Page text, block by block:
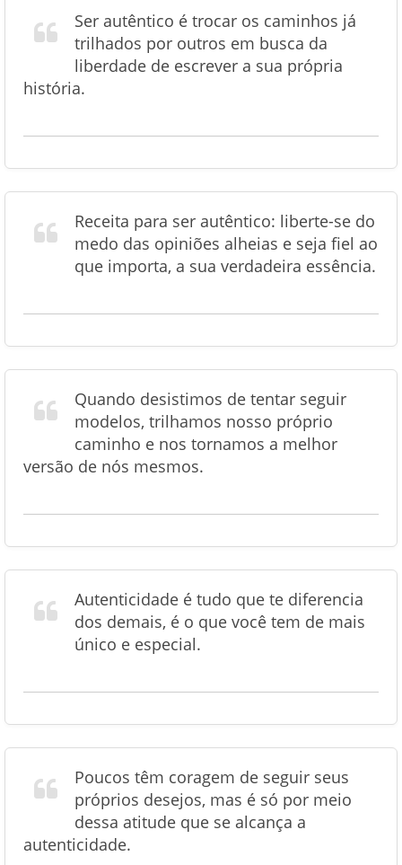
Ser autêntico é trocar os caminhos já
trilhados por outros em busca da
liberdade de escrever a sua própria
história.
Receita para ser autêntico: liberte-se do
medo das opiniões alheias e seja fiel ao
que importa, a sua verdadeira essência.
Quando desistimos de tentar seguir
modelos, trilhamos nosso próprio
caminho e nos tornamos a melhor
versão de nós mesmos.
Autenticidade é tudo que te diferencia
dos demais, é o que você tem de mais
único e especial.
Poucos têm coragem de seguir seus
próprios desejos, mas é só por meio
dessa atitude que se alcança a
autenticidade.